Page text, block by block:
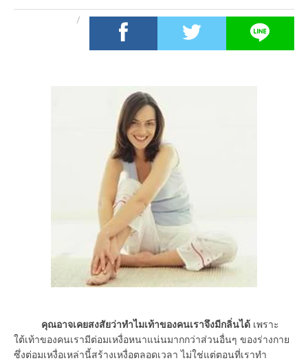
คุณอาจเคยสงสัยว่าทำไมเท้าของคนเราจึงมีกลิ่นได้ เพราะ
ใต้เท้าของคนเรามีต่อมเหงื่อหนาแน่นมากกว่าส่วนอื่นๆ ของร่างกาย
ซึ่งต่อมเหงื่อเหล่านี้สร้างเหงื่อตลอดเวลา ไม่ใช่แต่ตอนที่เราทำ